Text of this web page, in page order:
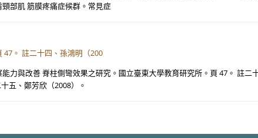
部肌 筋膜疼痛症候群。常見症
。 註二十四、孫鴻明（200
力與改善 脊柱側彎效果之研究。國立臺東大學教育研究所。頁 47。 註
五、鄭芳欣（2008）。